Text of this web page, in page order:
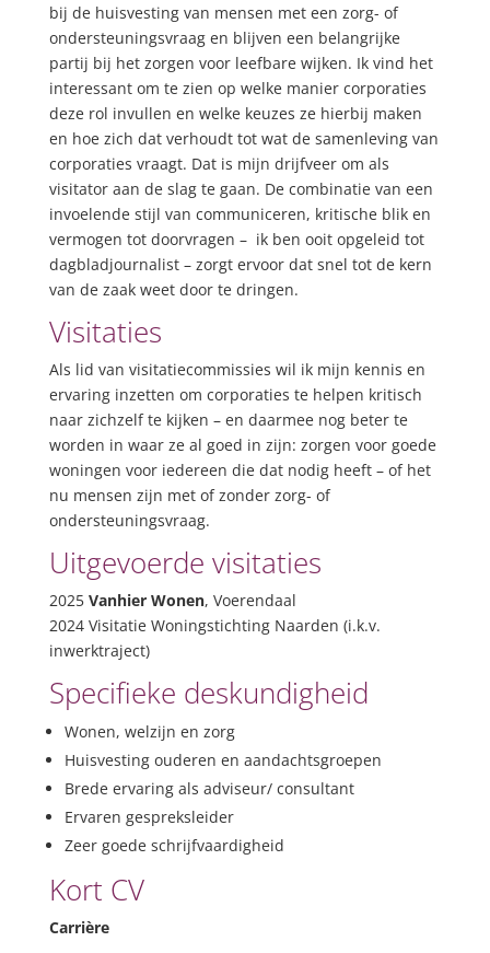
bij de huisvesting van mensen met een zorg- of
ondersteuningsvraag en blijven een belangrijke
partij bij het zorgen voor leefbare wijken. Ik vind het
interessant om te zien op welke manier corporaties
deze rol invullen en welke keuzes ze hierbij maken
en hoe zich dat verhoudt tot wat de samenleving van
corporaties vraagt. Dat is mijn drijfveer om als
visitator aan de slag te gaan. De combinatie van een
invoelende stijl van communiceren, kritische blik en
vermogen tot doorvragen – ik ben ooit opgeleid tot
dagbladjournalist – zorgt ervoor dat snel tot de kern
van de zaak weet door te dringen.
Visitaties
Als lid van visitatiecommissies wil ik mijn kennis en
ervaring inzetten om corporaties te helpen kritisch
naar zichzelf te kijken – en daarmee nog beter te
worden in waar ze al goed in zijn: zorgen voor goede
woningen voor iedereen die dat nodig heeft – of het
nu mensen zijn met of zonder zorg- of
ondersteuningsvraag.
Uitgevoerde visitaties
2025 Vanhier Wonen, Voerendaal
2024 Visitatie Woningstichting Naarden (i.k.v.
inwerktraject)
Specifieke deskundigheid
Wonen, welzijn en zorg
Huisvesting ouderen en aandachtsgroepen
Brede ervaring als adviseur/ consultant
Ervaren gespreksleider
Zeer goede schrijfvaardigheid
Kort CV
Carrière